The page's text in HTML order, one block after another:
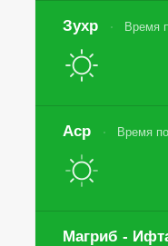
Зухр Время
Аср Время
Магриб -